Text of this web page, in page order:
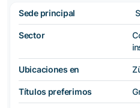
Sede principal
Sector
Ubicaciones en
Títulos preferimos